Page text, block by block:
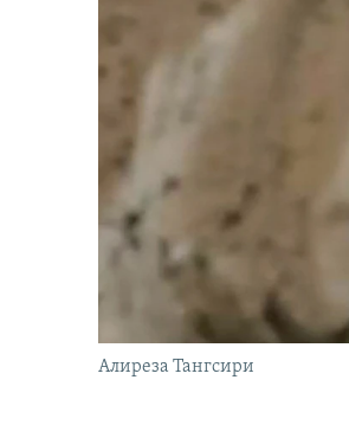
Алиреза Тангсири